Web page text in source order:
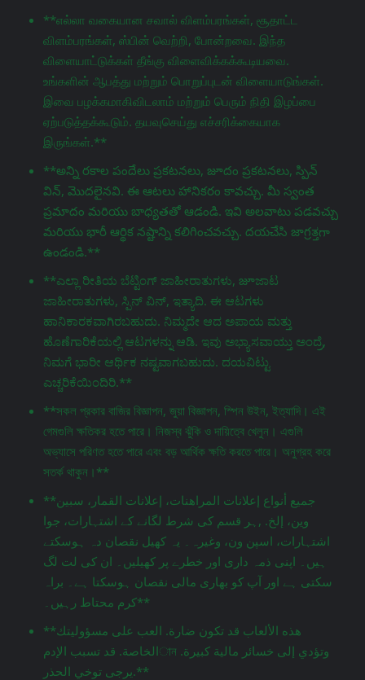
**எல்லா வகையான சவால் விளம்பரங்கள், சூதாட்ட
விளம்பரங்கள், ஸ்பின் வெற்றி, போன்றவை. இந்த
விளையாட்டுக்கள் தீங்கு விளைவிக்கக்கூடியவை.
உங்களின் ஆபத்து மற்றும் பொறுப்புடன் விளையாடுங்கள்.
இவை பழக்கமாகிவிடலாம் மற்றும் பெரும் நிதி இழப்பை
ஏற்படுத்தக்கூடும். தயவுசெய்து எச்சரிக்கையாக
இருங்கள்.**
**అన్ని రకాల పందేలు ప్రకటనలు, జూదం ప్రకటనలు, స్పిన్
విన్, మొదలైనవి. ఈ ఆటలు హానికరం కావచ్చు. మీ స్వంత
ప్రమాదం మరియు బాధ్యతతో ఆడండి. ఇవి అలవాటు పడవచ్చు
మరియు భారీ ఆర్థిక నష్టాన్ని కలిగించవచ్చు. దయచేసి జాగ్రತ್ತగా
ఉండండి.**
**ಎಲ್ಲಾ ರೀತಿಯ ಬೆಟ್ಟಿಂಗ್ ಜಾಹೀರಾತುಗಳು, జూಜಾಟ
ಜಾಹೀರಾತುಗಳು, ಸ್ಪಿನ್ ವಿನ್, ಇತ್ಯಾದಿ. ಈ ಆಟಗಳು
ಹಾನಿಕಾರಕವಾಗಿರಬಹುದು. ನಿಮ್ಮದೇ ಆದ ಅಪಾಯ ಮತ್ತು
ಹೊಣೆಗಾರಿಕೆಯಲ್ಲಿ ಆಟಗಳನ್ನು ಆಡಿ. ಇವು ಅಭ್ಯಾಸವಾಯ್ತು ಅಂದ್ರೆ,
ನಿಮಗೆ ಭಾರೀ ಆರ್ಥಿಕ ನಷ್ಟವಾಗಬಹುದು. ದಯವಿಟ್ಟು
ಎಚ್ಚರಿಕೆಯಿಂದಿರಿ.**
**সকল প্রকার বাজির বিজ্ঞাপন, জুয়া বিজ্ঞাপন, স্পিন উইন, ইত্যাদি। এই
গেমগুলি ক্ষতিকর হতে পারে। নিজস্ব ঝুঁকি ও দায়িত্বে খেলুন। এগুলি
অভ্যাসে পরিণত হতে পারে এবং বড় আর্থিক ক্ষতি করতে পারে। অনুগ্রহ করে
সতর্ক থাকুন।**
**جميع أنواع إعلانات المراهنات، إعلانات القمار، سبين
وين، إلخ. ,ہر قسم کی شرط لگانے کے اشتہارات، جوا
اشتہارات، اسپن ون، وغیرہ۔ یہ کھیل نقصان دہ ہوسکتے
ہیں۔ اپنی ذمہ داری اور خطرے پر کھیلیں۔ ان کی لت لگ
سکتی ہے اور آپ کو بھاری مالی نقصان ہوسکتا ہے۔ براہ
کرم محتاط رہیں۔**
**هذه الألعاب قد تكون ضارة. العب على مسؤوليتك
الخاصة. قد تسبب الإدمান وتؤدي إلى خسائر مالية كبيرة.
يرجى توخي الحذر.**